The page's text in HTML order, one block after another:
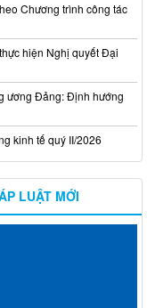
Chương trình công tác
hiện Nghị quyết Đại
ương Đảng: Định hướng
kinh tế quý II/2026
LUẬT MỚI